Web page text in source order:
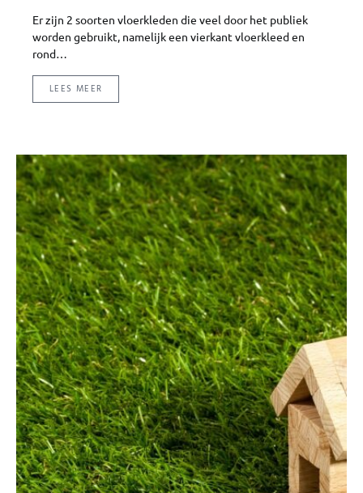
Er zijn 2 soorten vloerkleden die veel door het publiek
worden gebruikt, namelijk een vierkant vloerkleed en
rond…
LEES MEER